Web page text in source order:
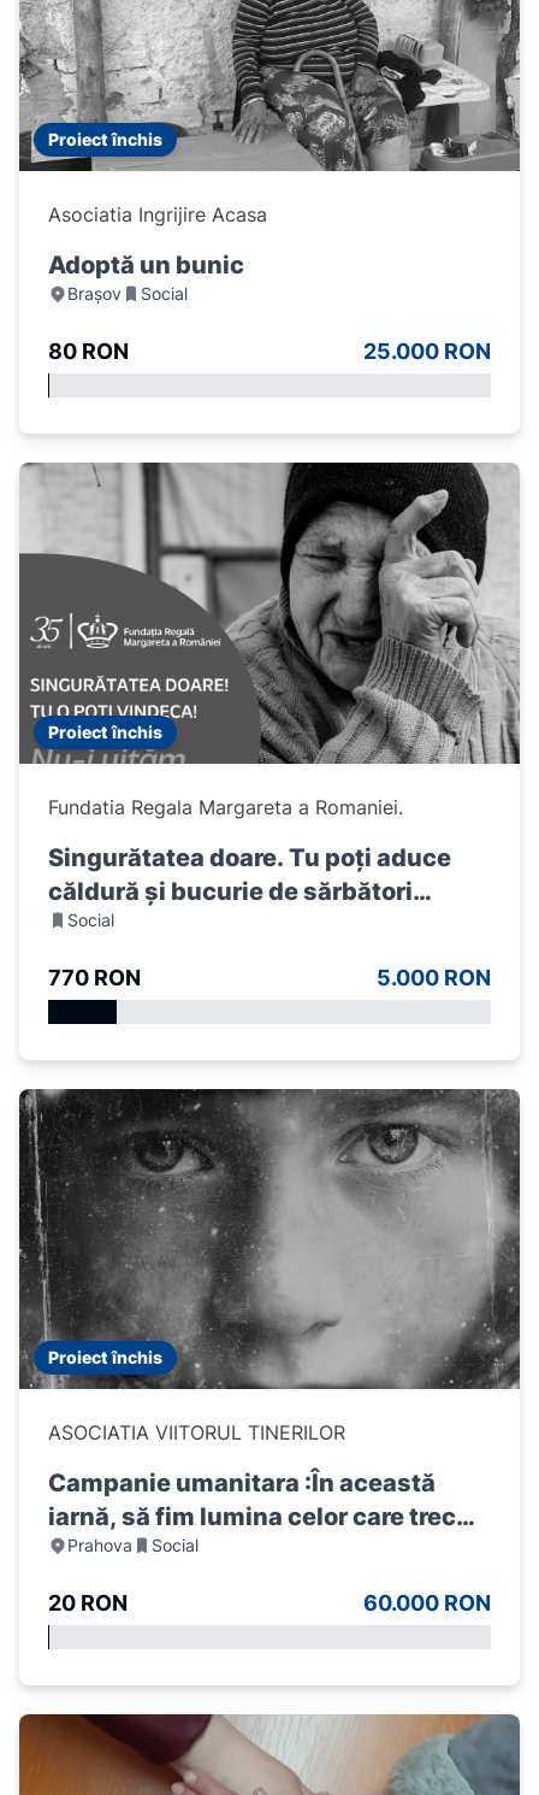
Proiect închis
Asociatia Ingrijire Acasa
Adoptă un bunic
Brașov Social
80 RON 25.000 RON
Proiect închis
Fundatia Regala Margareta a Romaniei.
Singurătatea doare. Tu poți aduce
căldură și bucurie de sărbători
vârstnicilor.
Social
770 RON 5.000 RON
Proiect închis
ASOCIATIA VIITORUL TINERILOR
Campanie umanitara :În această
iarnă, să fim lumina celor care trec
prin grautatile vietii.
Prahova Social
20 RON 60.000 RON